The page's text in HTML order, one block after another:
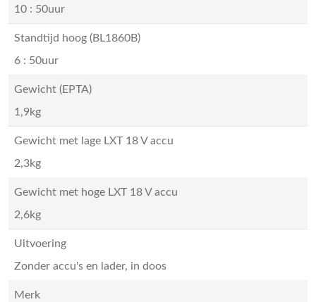
10 : 50uur
Standtijd hoog (BL1860B)
6 : 50uur
Gewicht (EPTA)
1,9kg
Gewicht met lage LXT 18 V accu
2,3kg
Gewicht met hoge LXT 18 V accu
2,6kg
Uitvoering
Zonder accu's en lader, in doos
Merk